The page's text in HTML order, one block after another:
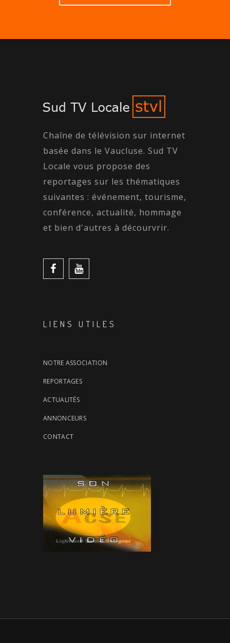
Chaîne de télévision sur internet
basée dans le Vaucluse. Sud TV
Locale vous propose des
reportages sur les thématiques
suivantes : événement, tourisme,
conférence, actualité, hommage
et bien d'autres à décourvrir.
LIENS UTILES
NOTRE ASSOCIATION
REPORTAGES
ACTUALITÉS
ANNONCEURS
CONTACT